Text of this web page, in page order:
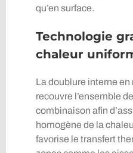
qu’en surface.
Technologie
chaleur
La doublure interne
recouvre l’ensemble
combinaison afin
homogène de la
favorise le transfert